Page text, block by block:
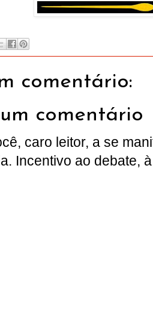
comentário:
comentário
caro leitor, a se
Incentivo ao debate,